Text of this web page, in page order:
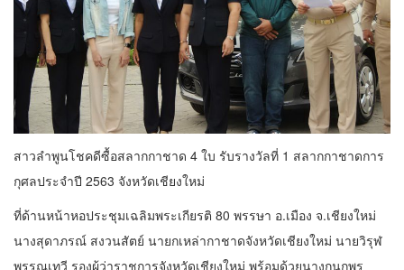
สาวลำพูนโชคดีซื้อสลากกาชาด 4 ใบ รับรางวัลที่ 1 สลากกาชาดการ
กุศลประจำปี 2563 จังหวัดเชียงใหม่
ที่ด้านหน้าหอประชุมเฉลิมพระเกียรติ 80 พรรษา อ.เมือง จ.เชียงใหม่
นางสุดาภรณ์ สงวนสัตย์ นายกเหล่ากาชาดจังหวัดเชียงใหม่ นายวิรุฬ
พรรณเทวี รองผู้ว่าราชการจังหวัดเชียงใหม่ พร้อมด้วยนางกนกพร